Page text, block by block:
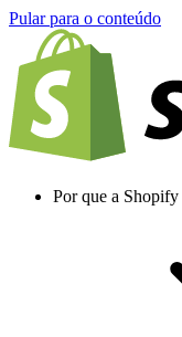
Pular para o conteúdo
Por que a Shopify